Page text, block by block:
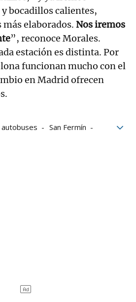
bocadillos calientes,
más elaborados. Nos iremos
”, reconoce Morales.
estación es distinta. Por
funcionan mucho con el
en Madrid ofrecen
autobuses
San Fermín